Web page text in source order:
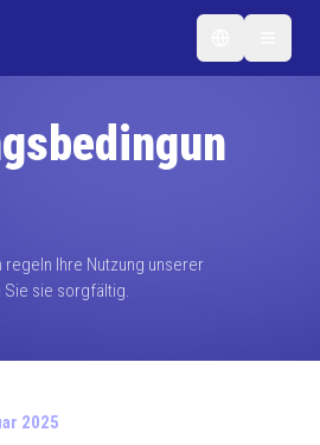
regeln Ihre Nutzung unserer
Sie sie sorgfältig.
2025